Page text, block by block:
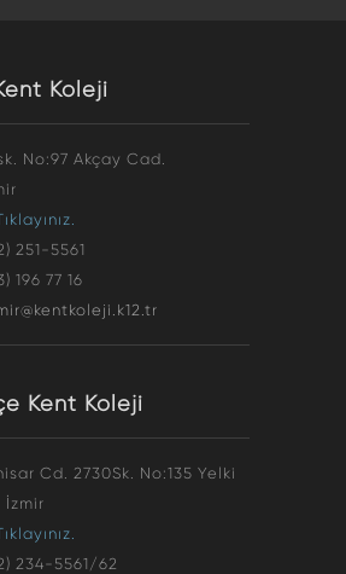
Koleji
No:97 Akçay Cad.
251-5561
196 77 16
Kent Koleji
Cd. 2730Sk. No:135 Yelki
İzmir
234-5561/62